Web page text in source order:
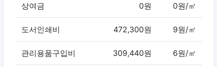
상여금 0원 0원/㎡
도서인쇄비 472,300원 9원/㎡
관리용품구입비 309,440원 6원/㎡